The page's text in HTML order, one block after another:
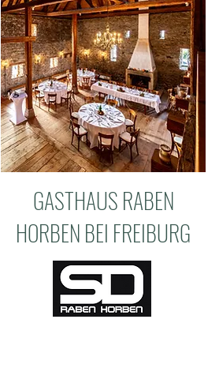
GASTHAUS RABEN
HORBEN BEI FREIBURG